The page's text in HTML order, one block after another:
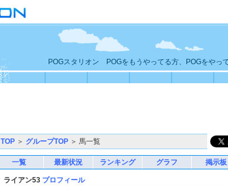
POGスタリオン POGをもうやってる方、POGをやっ
TOP ＞ グループTOP ＞ 馬一覧
一覧 最新状況 ランキング グラフ 掲示板
ライアン53 プロフィール